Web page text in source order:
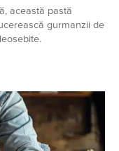
această pastă
gurmanzii de